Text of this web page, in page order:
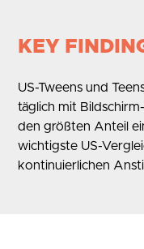
KEY
US-Tweens und
täglich mit
den größten Anteil
wichtigste US-
kontinuierlichen